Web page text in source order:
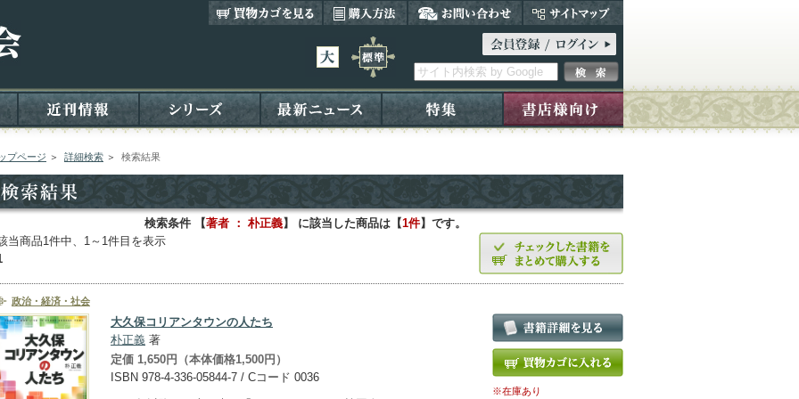
プページ ＞ 詳細検索 ＞ 検索結果
検索条件 【著者 ： 朴正義】 に該当した商品は【1件】です。
当商品1件中、1～1件目を表示
政治・経済・社会
大久保コリアンタウンの人たち
朴正義 著
定価 1,650円（本体価格1,500円）
ISBN 978-4-336-05844-7 / Cコード 0036
※在庫あり